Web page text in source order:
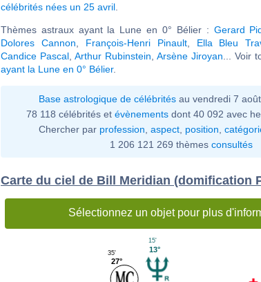
célébrités nées un 25 avril
Thèmes astraux ayant la Lune en 0° Bélier : Gerard
Dolores Cannon
François-Henri Pinault, Ella Bleu
Candice Pascal Arthur Rubinstein Arsène Jiroyan ... Voir
ayant la Lune en 0° Bélier.
Base astrologique de célébritésau vendredi 7
78 118 célébrités et évènementsdont 40 092 avec
Chercher par profession aspect position
1 206 121 269 thèmes consultés
Carte du ciel de Bill Meridian (domification
Sélectionnez un objet pour plus
13°
15'
27°
35'